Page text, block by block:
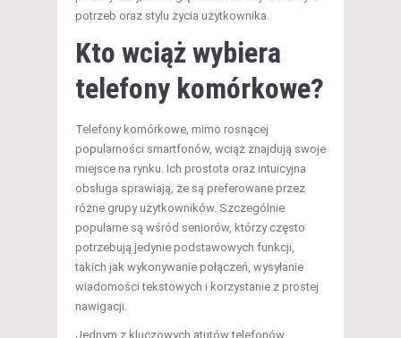
potrzeb oraz stylu życia użytkownika.
Kto wciąż wybiera
telefony komórkowe?
Telefony komórkowe, mimo rosnącej
popularności smartfonów, wciąż znajdują swoje
miejsce na rynku. Ich prostota oraz intuicyjna
obsługa sprawiają, że są preferowane przez
różne grupy użytkowników. Szczególnie
popularne są wśród seniorów, którzy często
potrzebują jedynie podstawowych funkcji,
takich jak wykonywanie połączeń, wysyłanie
wiadomości tekstowych i korzystanie z prostej
nawigacji.
Jednym z kluczowych atutów telefonów